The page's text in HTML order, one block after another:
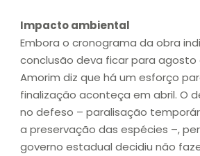
Impacto ambiental
Embora o cronograma da obra
conclusão deva ficar para agosto
Amorim diz que há um esforço
finalização aconteça em abril. O
no defeso – paralisação
a preservação das espécies –,
governo estadual decidiu não